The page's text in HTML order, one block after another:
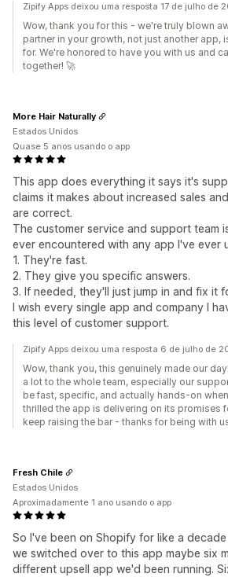
Zipify Apps deixou uma resposta 17 de julho de
Wow, thank you for this - we're truly blown
partner in your growth, not just another app,
for. We're honored to have you with us and
together! 🚀
This app does everything it says it's
claims it makes about increased sales
are correct.
The customer service and support team
ever encountered with any app I've ever
1. They're fast.
2. They give you specific answers.
3. If needed, they'll just jump in and fix it
I wish every single app and company I
this level of customer support.
More Hair Naturally
Estados Unidos
Quase 5 anos usando o app
Zipify Apps deixou uma resposta 6 de julho de
Wow, thank you, this genuinely made our
a lot to the whole team, especially our
be fast, specific, and actually hands-on
thrilled the app is delivering on its promises
keep raising the bar - thanks for being with
So I've been on Shopify for like a decade
we switched over to this app maybe six
different upsell app we'd been running.
Fresh Chile
Estados Unidos
Aproximadamente 1 ano usando o app